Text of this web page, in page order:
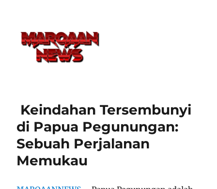
Keindahan Tersembunyi
di Papua Pegunungan:
Sebuah Perjalanan
Memukau